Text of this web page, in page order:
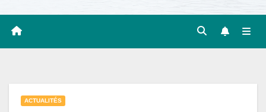
ACTUALITÉS